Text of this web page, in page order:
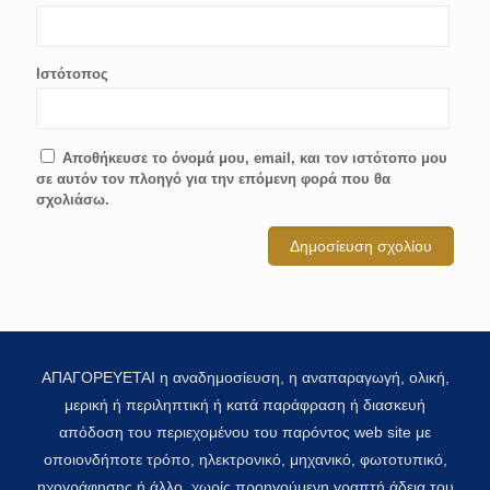
Ιστότοπος
Αποθήκευσε το όνομά μου, email, και τον ιστότοπο μου
σε αυτόν τον πλοηγό για την επόμενη φορά που θα
σχολιάσω.
ΑΠΑΓΟΡΕΥΕΤΑΙ η αναδημοσίευση, η αναπαραγωγή, ολική,
μερική ή περιληπτική ή κατά παράφραση ή διασκευή
απόδοση του περιεχομένου του παρόντος web site με
οποιονδήποτε τρόπο, ηλεκτρονικό, μηχανικό, φωτοτυπικό,